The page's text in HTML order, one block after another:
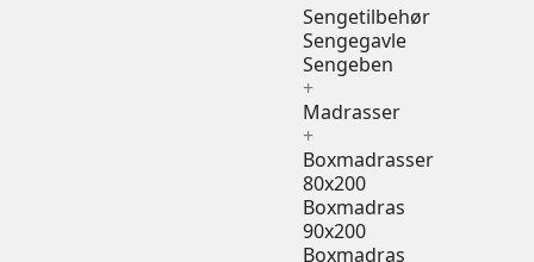
Sengetilbehør
Sengegavle
Sengeben
+
Madrasser
+
Boxmadrasser
80x200
Boxmadras
90x200
Boxmadras